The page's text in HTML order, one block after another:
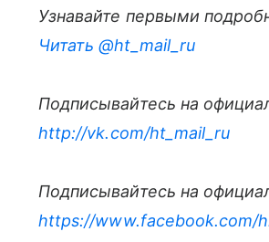
Узнавайте первыми
Читать @ht_mail_ru
Подписывайтесь на
http://vk.com/ht_mail_ru
Подписывайтесь на
https://www.facebook.com/